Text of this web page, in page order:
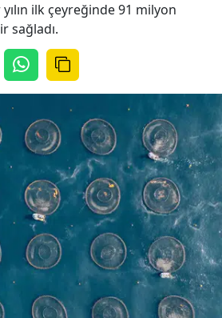
ilk çeyreğinde 91 milyon
sağladı.